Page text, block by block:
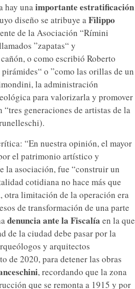
hay unaimportante estratificación
diseño se atribuye aFilippo
de la Asociación “Rímini
”zapatas“ y
o como escribió Roberto
o ”como las orillas de un
la administración
para valorizarla y promover
generaciones de artistas de la
“En nuestra opinión, el mayor
el patrimonio artístico y
la asociación, fue “construir un
cotidiana no hace más que
otra limitación de la operación era
de transformación de una parte
denuncia ante la Fiscalía en la que
de la ciudad debe pasar por la
y arquitectos
de 2020, para detener las obras
, recordando que la zona
que se remonta a 1915 y por